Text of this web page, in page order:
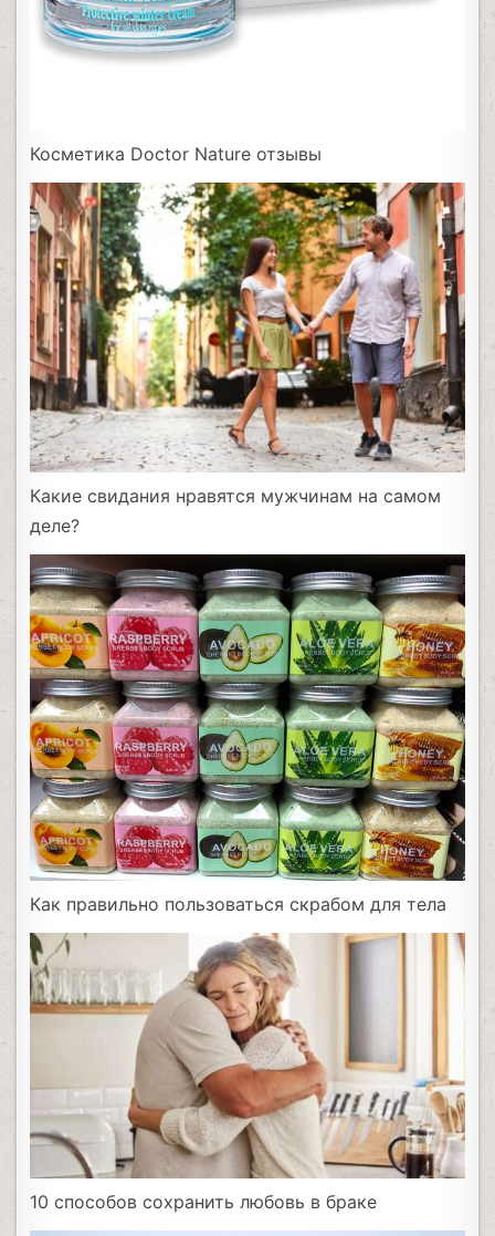
Косметика Doctor Nature отзывы
Какие свидания нравятся мужчинам на самом
деле?
Как правильно пользоваться скрабом для тела
10 способов сохранить любовь в браке